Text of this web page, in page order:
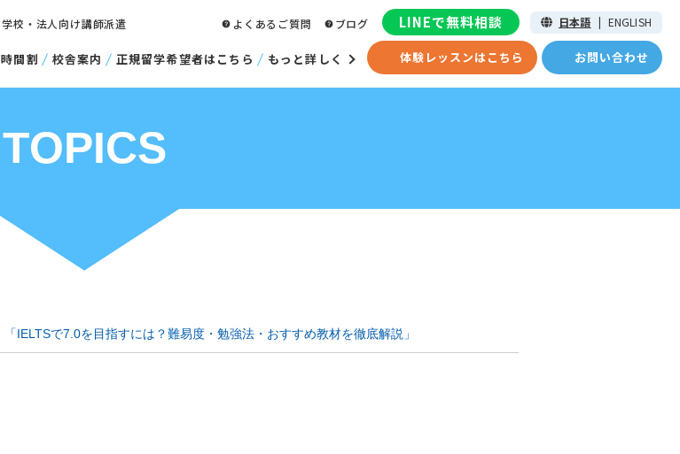
時間割 校舎案内 正規留学希望者はこちら もっと詳しく 体験レッスンはこちら お問い合わせ
学校・法人向け講師派遣 よくあるご質問 ブログ LINEで無料相談 日本語 | ENGLISH
TOPICS
「IELTSで7.0を目指すには？難易度・勉強法・おすすめ教材を徹底解説」